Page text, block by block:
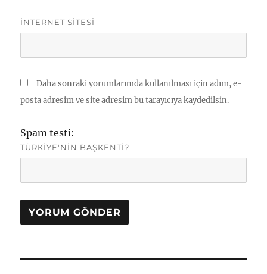
İNTERNET SITESI
Daha sonraki yorumlarımda kullanılması için adım, e-
posta adresim ve site adresim bu tarayıcıya kaydedilsin.
Spam testi:
TÜRKIYE'NIN BAŞKENTI?